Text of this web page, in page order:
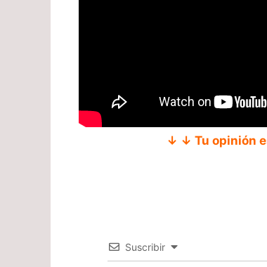
↓ ↓ Tu opinión
Suscribir